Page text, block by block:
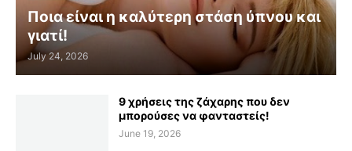
Ποια είναι η καλύτερη στάση ύπνου και
γιατί!
July 24, 2026
9 χρήσεις της ζάχαρης που δεν
μπορούσες να φανταστείς!
June 19, 2026